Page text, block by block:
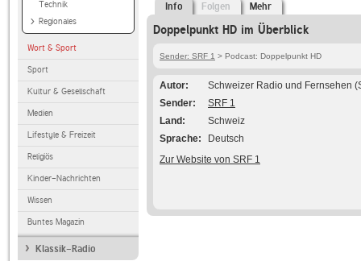
Technik
Regionales
Wort & Sport
Sport
Kultur & Gesellschaft
Medien
Lifestyle & Freizeit
Religiös
Kinder-Nachrichten
Wissen
Buntes Magazin
Klassik-Radio
Info Folgen Mehr
Doppelpunkt HD im Überblick
Sender: SRF 1 > Podcast: Doppelpunkt HD
Autor
Schweizer Radio und Fernsehen
Sender
SRF 1
Land
Schweiz
Sprache
Deutsch
Zur Website von SRF 1